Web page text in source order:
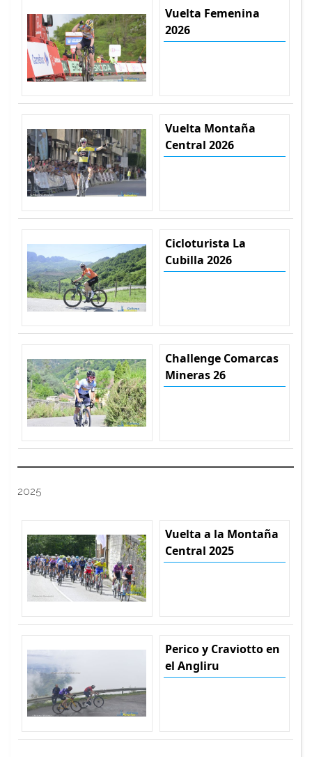
Vuelta Femenina
2026
Vuelta Montaña
Central 2026
Cicloturista La
Cubilla 2026
Challenge Comarcas
Mineras 26
2025
Vuelta a la Montaña
Central 2025
Perico y Craviotto en
el Angliru